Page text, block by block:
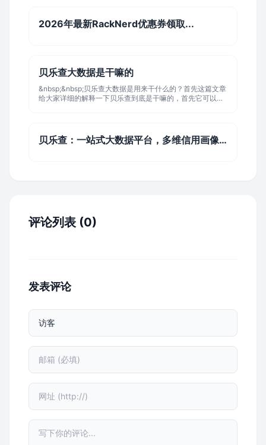
2026年最新RackNerd优惠券领取...
贝乐查大数据是干嘛的
&nbsp;&nbsp;贝乐查大数据是用来干什么的？首先这篇文章
给大家详细的解释一下贝乐查到底是干嘛的，首先它可以帮
贝乐查：一站式大数据平台，多维信用画像，...
评论列表 (0)
发表评论